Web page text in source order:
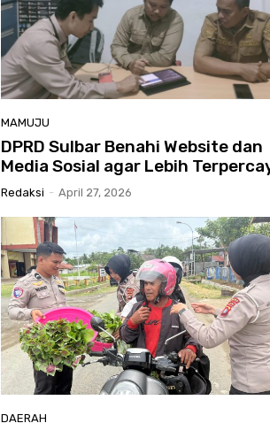
MAMUJU
DPRD Sulbar Benahi Website dan
Media Sosial agar Lebih
Redaksi - April 27, 2026
DAERAH